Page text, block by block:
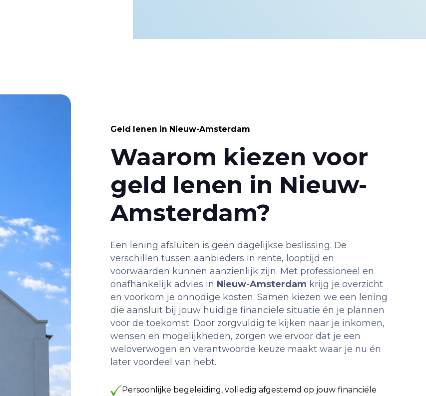
Geld lenen in Nieuw-Amsterdam
Waarom kiezen voor
geld lenen in Nieuw-
Amsterdam?
Een lening afsluiten is geen dagelijkse beslissing. De
verschillen tussen aanbieders in rente, looptijd en
voorwaarden kunnen aanzienlijk zijn. Met professioneel en
onafhankelijk advies in Nieuw-Amsterdam krijg je overzicht
en voorkom je onnodige kosten. Samen kiezen we een lening
die aansluit bij jouw huidige financiële situatie én je plannen
voor de toekomst. Door zorgvuldig te kijken naar je inkomen,
wensen en mogelijkheden, zorgen we ervoor dat je een
weloverwogen en verantwoorde keuze maakt waar je nu én
later voordeel van hebt.
Persoonlijke begeleiding, volledig afgestemd op jouw financiële